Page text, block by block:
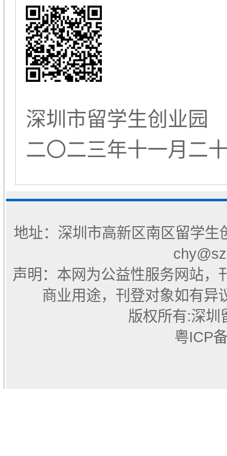
深圳市留学生创业园
二〇二三年十一月二
地址：深圳市高新区南区留学生
声明：本网为公益性服务网站，
商业用途，刊登对象如有异
版权所有:深圳
粤ICP